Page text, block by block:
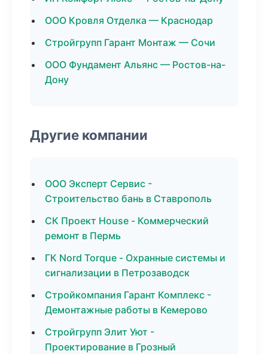
ООО Кровля Отделка — Краснодар
Стройгрупп Гарант Монтаж — Сочи
ООО Фундамент Альянс — Ростов-на-
Дону
Другие компании
ООО Эксперт Сервис -
Строительство бань в Ставрополь
СК Проект House - Коммерческий
ремонт в Пермь
ГК Nord Torque - Охранные системы и
сигнализации в Петрозаводск
Стройкомпания Гарант Комплекс -
Демонтажные работы в Кемерово
Стройгрупп Элит Уют -
Проектирование в Грозный